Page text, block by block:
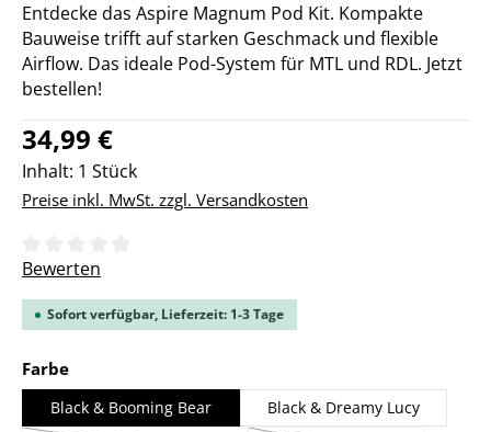
Entdecke das Aspire Magnum Pod Kit. Kompakte
Bauweise trifft auf starken Geschmack und flexible
Airflow. Das ideale Pod-System für MTL und RDL. Jetzt
bestellen!
Regulärer Preis:
34,99 €
Inhalt: 1 Stück
Preise inkl. MwSt. zzgl. Versandkosten
Durchschnittliche Bewertung von 0 von 5 Sternen
Bewerten
Sofort verfügbar, Lieferzeit: 1-3 Tage
Farbeauswählen
Black & Booming Bear
Black & Dreamy Lucy